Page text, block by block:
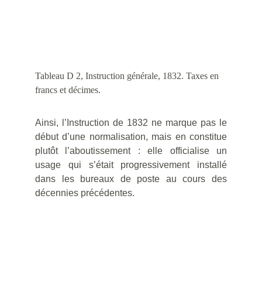
Ainsi, l’Instruction de 1832 ne marque pas le
début d’une normalisation, mais en constitue
plutôt l’aboutissement : elle officialise un
usage qui s’était progressivement installé
dans les bureaux de poste au cours des
décennies précédentes.
Tableau D 2, Instruction générale, 1832. Taxes en
francs et décimes.